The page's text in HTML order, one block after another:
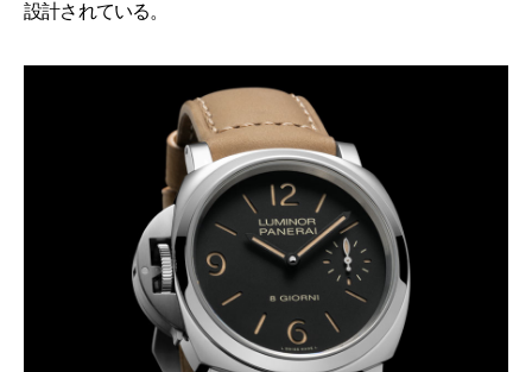
設計されている。